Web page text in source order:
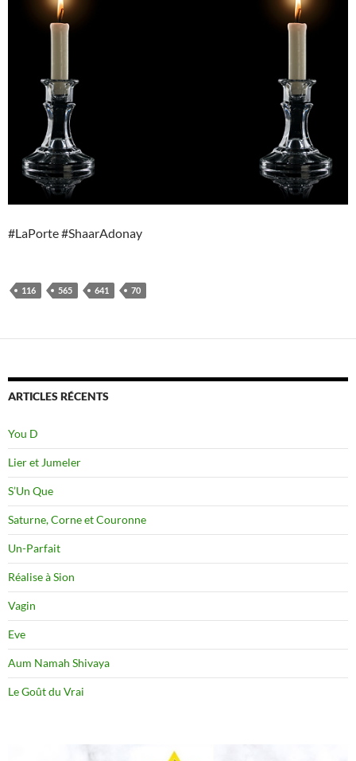
#LaPorte #ShaarAdonay
116 565 641 70
ARTICLES RÉCENTS
You D
Lier et Jumeler
S’Un Que
Saturne, Corne et Couronne
Un-Parfait
Réalise à Sion
Vagin
Eve
Aum Namah Shivaya
Le Goût du Vrai